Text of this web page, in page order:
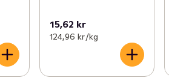
15,62 kr
124,96 kr /kg